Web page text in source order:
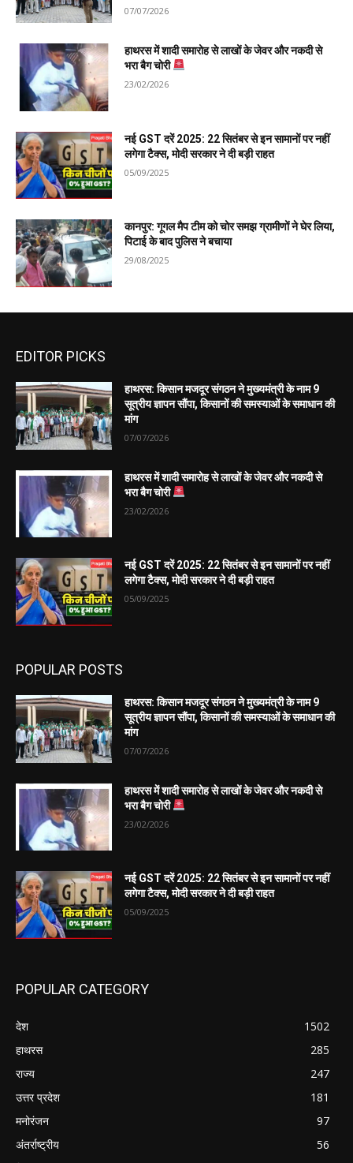
07/07/2026
हाथरस में शादी समारोह से लाखों के जेवर और नकदी से
भरा बैग चोरी
23/02/2026
नई GST दरें 2025: 22 सितंबर से इन सामानों पर नहीं
लगेगा टैक्स, मोदी सरकार ने दी बड़ी राहत
05/09/2025
कानपुर: गूगल मैप टीम को चोर समझ ग्रामीणों ने घेर लिया,
पिटाई के बाद पुलिस ने बचाया
29/08/2025
EDITOR PICKS
हाथरस: किसान मजदूर संगठन ने मुख्यमंत्री के नाम 9
सूत्रीय ज्ञापन सौंपा, किसानों की समस्याओं के समाधान की
मांग
07/07/2026
हाथरस में शादी समारोह से लाखों के जेवर और नकदी से
भरा बैग चोरी
23/02/2026
नई GST दरें 2025: 22 सितंबर से इन सामानों पर नहीं
लगेगा टैक्स, मोदी सरकार ने दी बड़ी राहत
05/09/2025
POPULAR POSTS
हाथरस: किसान मजदूर संगठन ने मुख्यमंत्री के नाम 9
सूत्रीय ज्ञापन सौंपा, किसानों की समस्याओं के समाधान की
मांग
07/07/2026
हाथरस में शादी समारोह से लाखों के जेवर और नकदी से
भरा बैग चोरी
23/02/2026
नई GST दरें 2025: 22 सितंबर से इन सामानों पर नहीं
लगेगा टैक्स, मोदी सरकार ने दी बड़ी राहत
05/09/2025
POPULAR CATEGORY
देश
1502
हाथरस
285
राज्य
247
उत्तर प्रदेश
181
मनोरंजन
97
अंतर्राष्ट्रीय
56